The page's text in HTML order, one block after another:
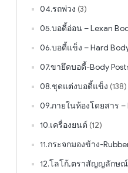
04.รถพ่วง (3)
05.บอดี้อ่อน – Lexan
06.บอดี้แข็ง – Hard
07.ขายึดบอดี้-Body
08.ชุดแต่งบอดี้แข็ง (138)
09.ภายในห้องโดยสาร –
10.เครื่องยนต์ (12)
11.กระจกมองข้าง-
12.โลโก้,ตราสัญญลักษณ์